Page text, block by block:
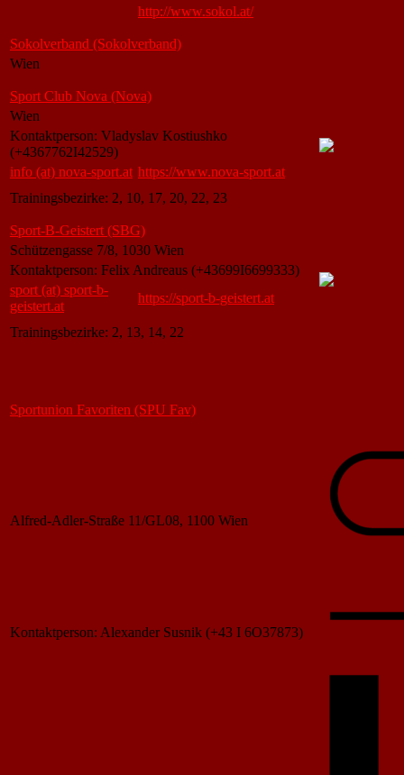
http://www.sokol.at/
Sokolverband (Sokolverband)
Wien
Sport Club Nova (Nova)
Wien
Kontaktperson: Vladyslav Kostiushko
(+4367762I42529)
info (at) nova-sport.at https://www.nova-sport.at
Trainingsbezirke: 2, 10, 17, 20, 22, 23
Sport-B-Geistert (SBG)
Schützengasse 7/8, 1030 Wien
Kontaktperson: Felix Andreaus (+43699I6699333)
sport (at) sport-b-
geistert.at
https://sport-b-geistert.at
Trainingsbezirke: 2, 13, 14, 22
Sportunion Favoriten (SPU Fav)
Alfred-Adler-Straße 11/GL08, 1100 Wien
Kontaktperson: Alexander Susnik (+43 I 6O37873)